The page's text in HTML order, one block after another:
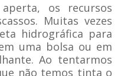
os recursos
Muitas vezes
hidrográfica para
uma bolsa ou em
Ao tentarmos
não temos tinta o